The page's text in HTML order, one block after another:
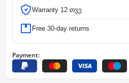
Warranty 12 თვე
Free 30-day returns
Payment: